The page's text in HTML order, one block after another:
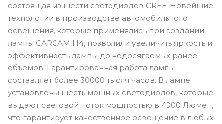
состоящая из шести светодиодов CREE. Новейшие
технологии в производстве автомобильного
освещения, которые применялись при создании
лампы CARCAM Н4, позволили увеличить яркость и
эффективность лампы до недосягаемых ранее
объемов. Гарантированная работа лампы
составляет более 30000 тысяч часов. В лампе
установлены шесть мощных светодиодов, которые
выдают световой поток мощностью в 4000 Люмен,
что гарантирует качественное освещение в любых